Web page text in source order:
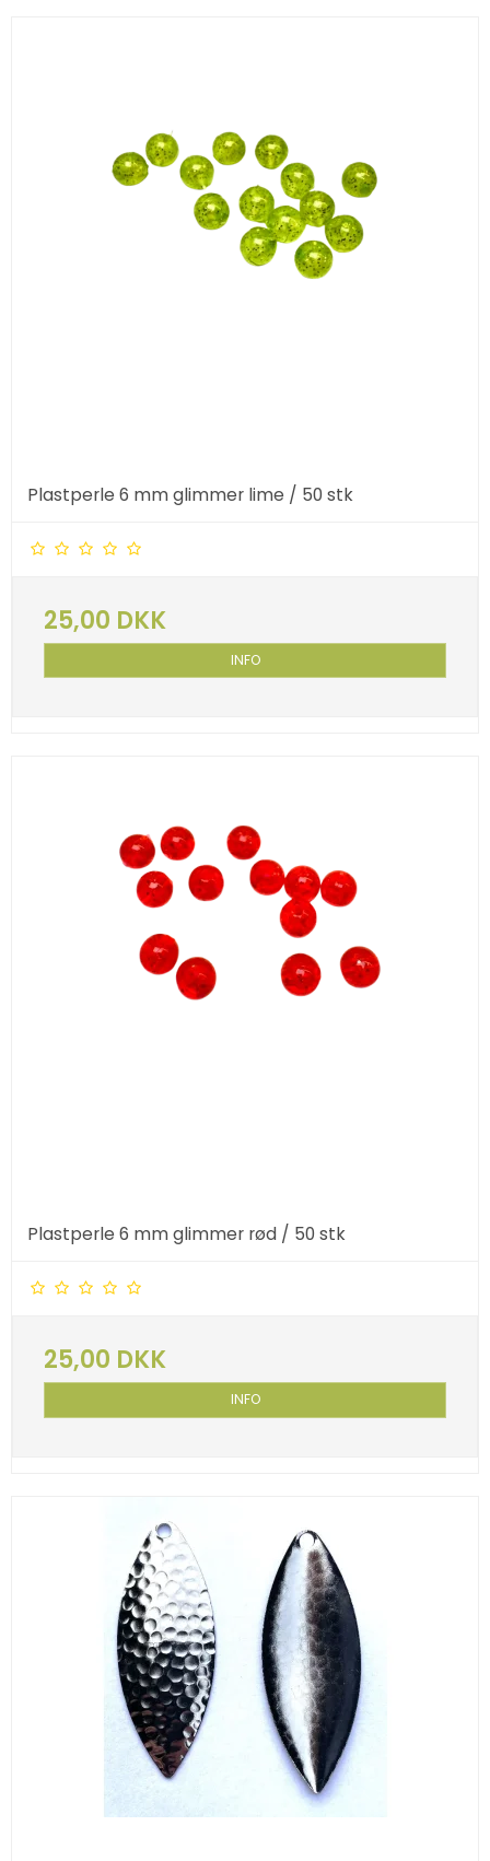
Plastperle 6 mm glimmer lime / 50 stk
25,00 DKK
INFO
Plastperle 6 mm glimmer rød / 50 stk
25,00 DKK
INFO